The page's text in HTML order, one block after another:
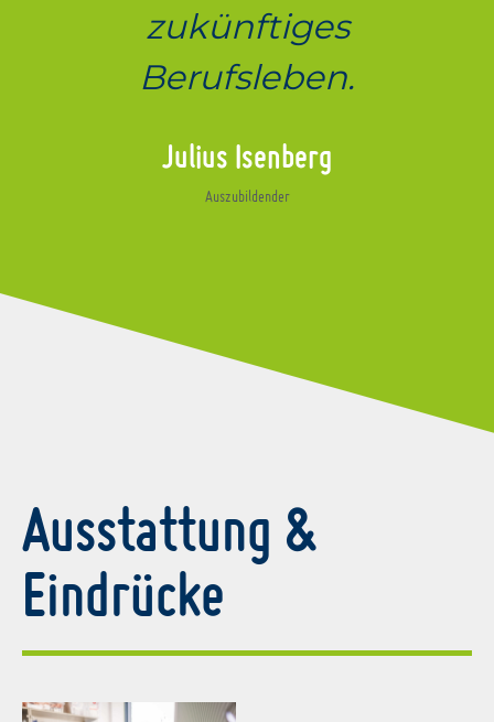
zukünftiges
Berufsleben.
Julius Isenberg
Auszubildender
Ausstattung &
Eindrücke